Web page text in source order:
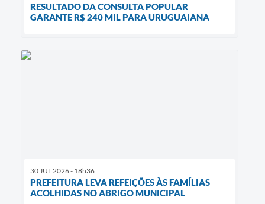
RESULTADO DA CONSULTA POPULAR
GARANTE R$ 240 MIL PARA URUGUAIANA
30 JUL 2026 - 18h36
PREFEITURA LEVA REFEIÇÕES ÀS FAMÍLIAS
ACOLHIDAS NO ABRIGO MUNICIPAL